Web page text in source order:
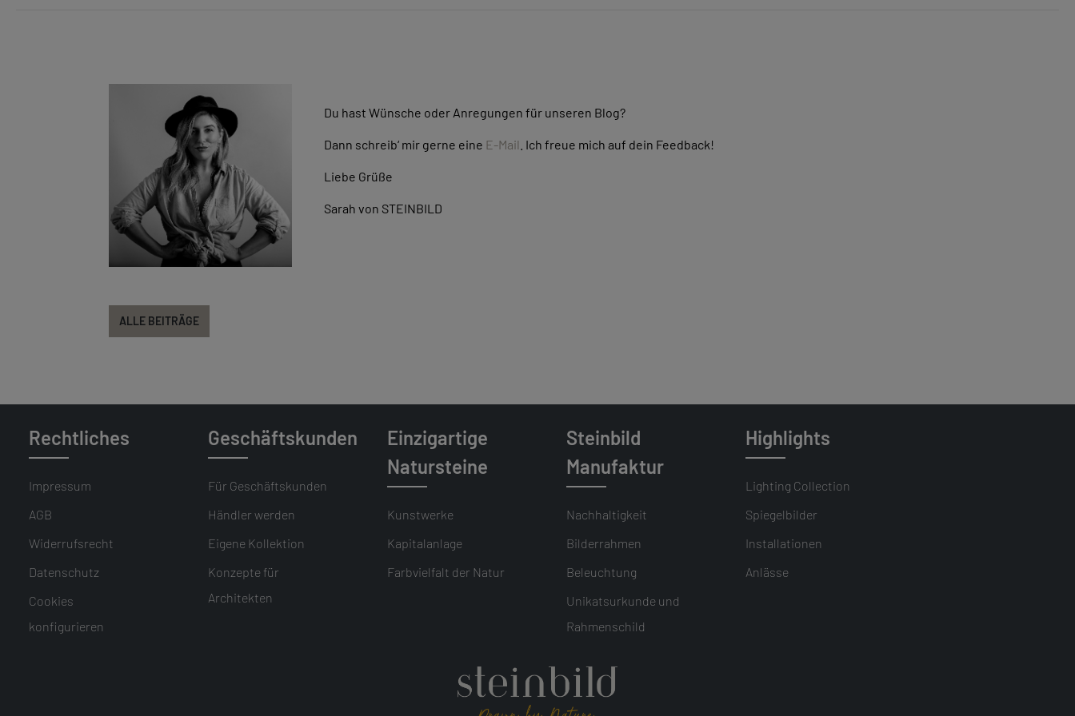
INSIGHTS
Du hast Wünsche oder Anregungen für unseren Blog?
Dann schreib‘ mir gerne eine E-Mail . Ich freue mich auf dein Feedback!
Liebe Grüße
Sarah von STEINBILD
ALLE BEITRÄGE
Rechtliches
Impressum
AGB
Widerrufsrecht
Datenschutz
Cookies
konfigurieren
Geschäftskunden
Für Geschäftskunden
Händler werden
Eigene Kollektion
Konzepte für
Architekten
Einzigartige
Natursteine
Kunstwerke
Kapitalanlage
Farbvielfalt der Natur
Steinbild
Manufaktur
Nachhaltigkeit
Bilderrahmen
Beleuchtung
Unikatsurkunde und
Rahmenschild
Highlights
Lighting Collection
Spiegelbilder
Installationen
Anlässe